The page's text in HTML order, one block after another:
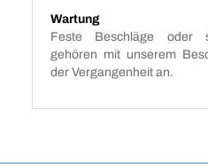
Wartung
Feste Beschläge oder
gehören mit unserem
der Vergangenheit an.